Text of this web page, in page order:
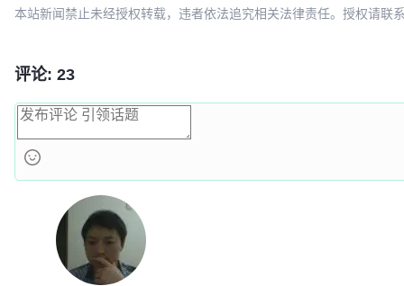
本站新闻禁止未经授权转载，违者依法追究相关法律责任。授权请联
评论: 23